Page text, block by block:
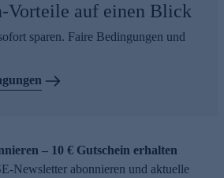
Vorteile auf einen Blick
sparen. Faire Bedingungen und
– 10 € Gutschein erhalten
Newsletter abonnieren und aktuelle